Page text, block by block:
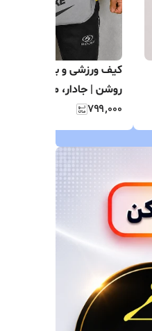
کیف ورزشی و باشگاهی
روشن | جادار، مقاوم و
تجهیزات ورزشی
۷۹۹٬۰۰۰